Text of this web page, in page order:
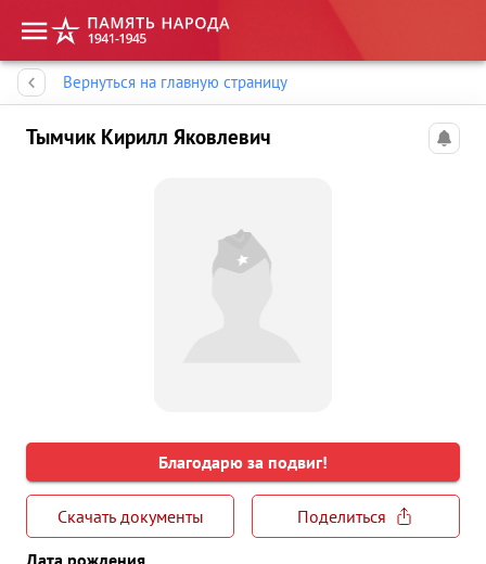
Вернуться на главную страницу
Тымчик Кирилл Яковлевич
Благодарю за подвиг!
Скачать документы
Поделиться
Дата рождения
Память народа